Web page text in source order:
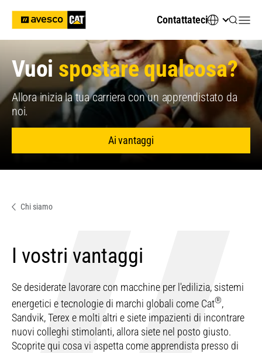
Contattateci
Vuoi spostare qualcosa?
Allora inizia la tua carriera con un apprendistato da
noi.
Ai vantaggi
Chi siamo
I vostri vantaggi
Se desiderate lavorare con macchine per l'edilizia, sistemi
energetici e tecnologie di marchi globali come Cat®,
Sandvik, Terex e molti altri e siete impazienti di incontrare
nuovi colleghi stimolanti, allora siete nel posto giusto.
Scoprite qui cosa vi aspetta come apprendista presso di